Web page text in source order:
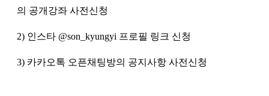
의 공개강좌 사전신청
2) 인스타 @son_kyungyi 프로필 링크 신청
3) 카카오톡 오픈채팅방의 공지사항 사전신청